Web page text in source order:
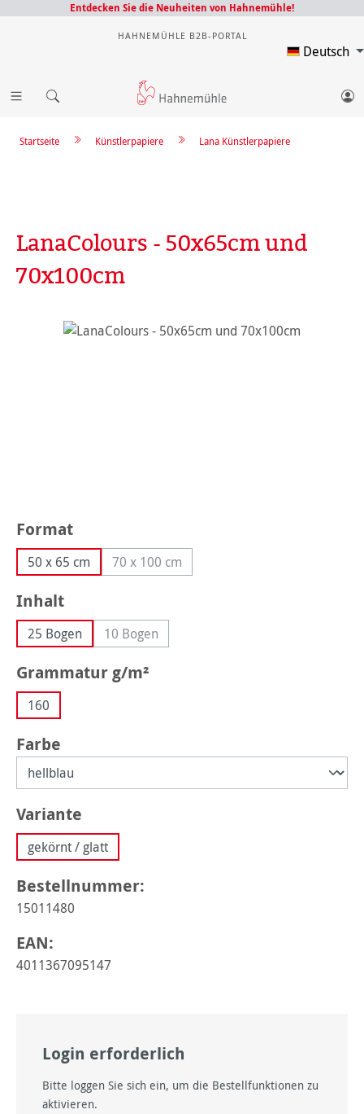
Entdecken Sie die Neuheiten von Hahnemühle!
HAHNEMÜHLE B2B-PORTAL
Deutsch
Lana Künstlerpapiere
Künstlerpapiere
Startseite
LanaColours - 50x65cm und
70x100cm
Bildergalerie überspringen
Formatauswählen
50 x 65 cm 70 x 100 cm(Diese Option ist zurzeit nicht verfügbar.)
Inhaltauswählen
25 Bogen 10 Bogen(Diese Option ist zurzeit nicht verfügbar.)
Grammatur g/m²
160
Farbe
Variante
gekörnt / glatt
Bestellnummer:
15011480
EAN:
4011367095147
Login erforderlich
Bitte loggen Sie sich ein, um die Bestellfunktionen zu
aktivieren.